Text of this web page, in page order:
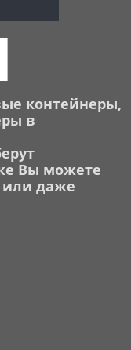
контейнеры,
в
Вы можете
или даже